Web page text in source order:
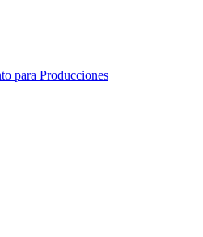
para Producciones